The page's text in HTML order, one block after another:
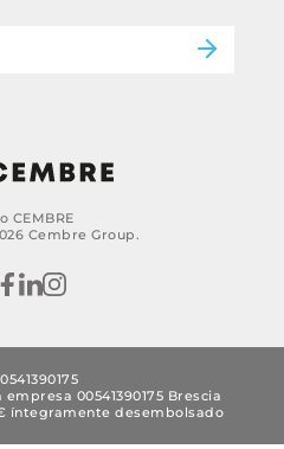
CEMBRE
Cembre Group.
00541390175 Brescia
íntegramente desembolsado